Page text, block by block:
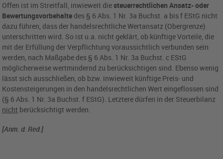
Offen ist im Streitfall, inwieweit diesteuerrechtlichen Ansatz- oder
Bewertungsvorbehalte des § 6 Abs. 1 Nr. 3a Buchst. a bis f EStG nicht
dazu führen, dass der handelsrechtliche Wertansatz (Obergrenze)
unterschritten wird. So ist u.a. nicht geklärt, ob künftige Vorteile, die
mit der Erfüllung der Verpflichtung voraussichtlich verbunden sein
werden, nach Maßgabe des § 6 Abs. 1 Nr. 3a Buchst. c EStG
möglicherweise wertmindernd zu berücksichtigen sind. Ebenso wenig
lässt sich ausschließen, ob bzw. inwieweit künftige Preis- und
Kostensteigerungen in den handelsrechtlichen Wert eingeflossen sind
(§ 6 Abs. 1 Nr. 3a Buchst. f EStG). Letztere dürfen in der Steuerbilanz
nicht berücksichtigt werden.
[Anm. d. Red.]